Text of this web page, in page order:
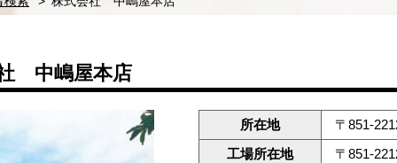
中嶋屋本店
所在地
〒851-
工場所在地
〒851-